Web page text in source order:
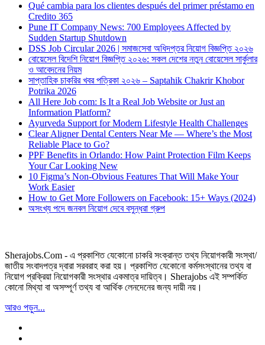
Qué cambia para los clientes después del primer préstamo en
Credito 365
Pune IT Company News: 700 Employees Affected by
Sudden Startup Shutdown
DSS Job Circular 2026 | সমাজসেবা অধিদপ্তর নিয়োগ বিজ্ঞপ্তি ২০২৬
বোয়েসেল বিদেশি নিয়োগ বিজ্ঞপ্তি ২০২৬: সকল দেশের নতুন বোয়েসেল সার্কুলার
ও আবেদনের নিয়ম
সাপ্তাহিক চাকরির খবর পত্রিকা ২০২৬ – Saptahik Chakrir Khobor
Potrika 2026
All Here Job com: Is It a Real Job Website or Just an
Information Platform?
Ayurveda Support for Modern Lifestyle Health Challenges
Clear Aligner Dental Centers Near Me — Where’s the Most
Reliable Place to Go?
PPF Benefits in Orlando: How Paint Protection Film Keeps
Your Car Looking New
10 Figma’s Non-Obvious Features That Will Make Your
Work Easier
How to Get More Followers on Facebook: 15+ Ways (2024)
অসংখ্য পদে জনবল নিয়োগ দেবে বসুন্ধরা গ্রুপ
Sherajobs.Com - এ প্রকাশিত যেকোনো চাকরি সংক্রান্ত তথ্য নিয়োগকারী সংস্থা/
জাতীয় সংবাদপত্র দ্বারা সরবরাহ করা হয়। প্রকাশিত যেকোনো কর্মসংস্থানের তথ্য বা
নিয়োগ প্রক্রিয়া নিয়োগকারী সংস্থার একমাত্র দায়িত্ব। Sherajobs এই সম্পর্কিত
কোনো মিথ্যা বা অসম্পূর্ণ তথ্য বা আর্থিক লেনদেনের জন্য দায়ী নয়।
আরও পড়ুন...